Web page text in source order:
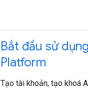
Bắt đầu sử
Platform
Tạo tài khoản, tạo khoá